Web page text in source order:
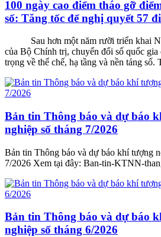
100 ngày cao điểm tháo gỡ
số: Tăng tốc để nghị quyết 57
Sau hơn một năm rưỡi triển khai
của Bộ Chính trị, chuyển đổi số quốc gia
trọng về thể chế, hạ tầng và nền tảng số.
Bản tin Thông báo và dự báo
nghiệp số tháng 7/2026
Bản tin Thông báo và dự báo khí tượng
7/2026 Xem tại đây: Ban-tin-KTNN-
Bản tin Thông báo và dự báo
nghiệp số tháng 6/2026